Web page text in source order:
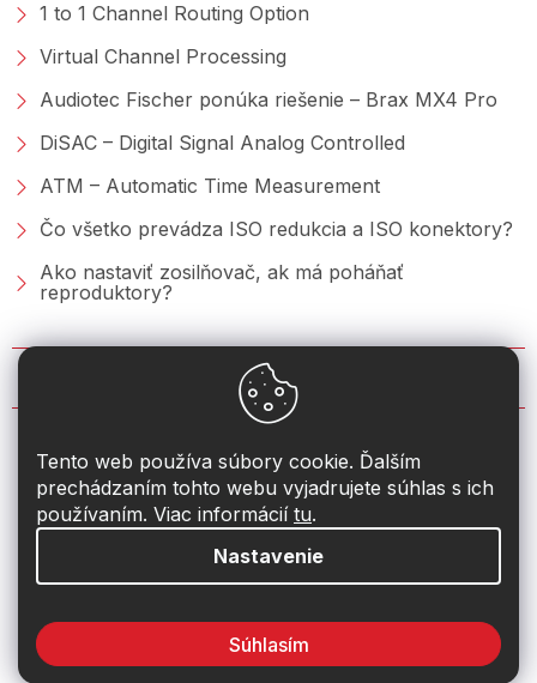
Tento web používa súbory cookie. Ďalším
prechádzaním tohto webu vyjadrujete súhlas s ich
používaním. Viac informácií tu.
Nastavenie
Súhlasím
1 to 1 Channel Routing Option
Virtual Channel Processing
Audiotec Fischer ponúka riešenie – Brax MX4 Pro
DiSAC – Digital Signal Analog Controlled
ATM – Automatic Time Measurement
Čo všetko prevádza ISO redukcia a ISO konektory?
Ako nastaviť zosilňovač, ak má poháňať
reproduktory?
KONTAKT
info@2din.sk
+421 222 205 928
Vytvoril Shoptet